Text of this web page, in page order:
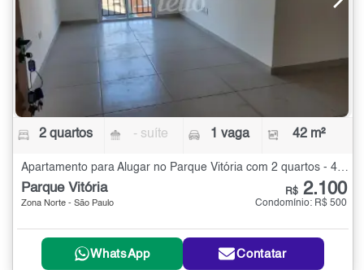
2 quartos - suíte 1 vaga 42 m²
Apartamento para Alugar no Parque Vitória com 2 quartos - 42 m²
Parque Vitória
Zona Norte - São Paulo
R$ 2.100
Condomínio: R$ 500
WhatsApp Contatar